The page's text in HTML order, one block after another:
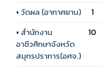
• วัดผล (อากาศยาน)
1
• สำนักงาน
อาชีวศึกษาจังหวัด
สมุทรปราการ(อศจ.)
10